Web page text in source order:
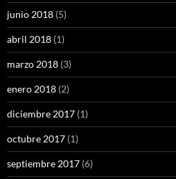
junio 2018 (5)
abril 2018 (1)
marzo 2018 (3)
enero 2018 (2)
diciembre 2017 (1)
octubre 2017 (1)
septiembre 2017 (6)